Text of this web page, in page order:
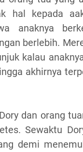
hal kepada
anaknya
berlebih.
kalau
akhirnya
dan orang
Sewaktu
demi